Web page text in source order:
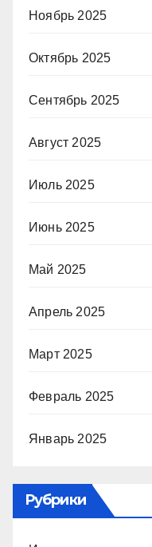
Ноябрь 2025
Октябрь 2025
Сентябрь 2025
Август 2025
Июль 2025
Июнь 2025
Май 2025
Апрель 2025
Март 2025
Февраль 2025
Январь 2025
Рубрики